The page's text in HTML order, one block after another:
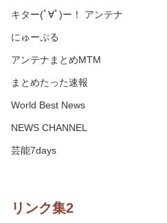
キター(ﾟ∀ﾟ)ー！ アンテナ
にゅーぷる
アンテナまとめMTM
まとめたった速報
World Best News
NEWS CHANNEL
芸能7days
リンク集2